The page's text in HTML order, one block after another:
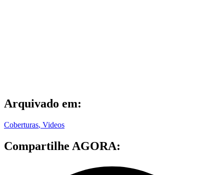
Arquivado em:
Coberturas, Videos
Compartilhe AGORA: